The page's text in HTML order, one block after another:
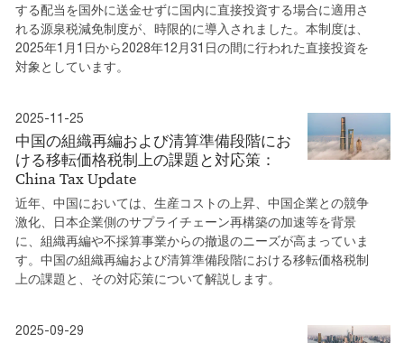
する配当を国外に送金せずに国内に直接投資する場合に適用さ
れる源泉税減免制度が、時限的に導入されました。本制度は、
2025年1月1日から2028年12月31日の間に行われた直接投資を
対象としています。
2025-11-25
中国の組織再編および清算準備段階にお
ける移転価格税制上の課題と対応策：
China Tax Update
近年、中国においては、生産コストの上昇、中国企業との競争
激化、日本企業側のサプライチェーン再構築の加速等を背景
に、組織再編や不採算事業からの撤退のニーズが高まっていま
す。中国の組織再編および清算準備段階における移転価格税制
上の課題と、その対応策について解説します。
2025-09-29